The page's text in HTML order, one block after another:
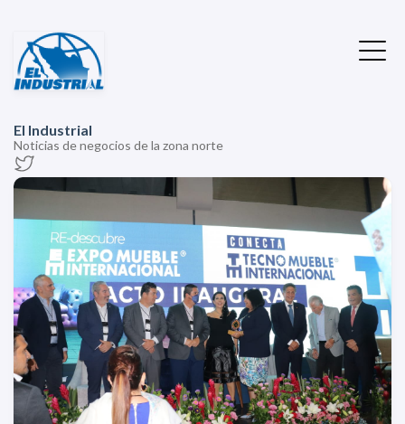
El Industrial
Noticias de negocios de la zona norte